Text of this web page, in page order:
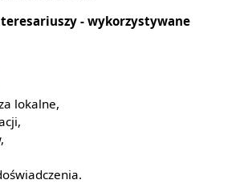
- wykorzystywane
lokalne,